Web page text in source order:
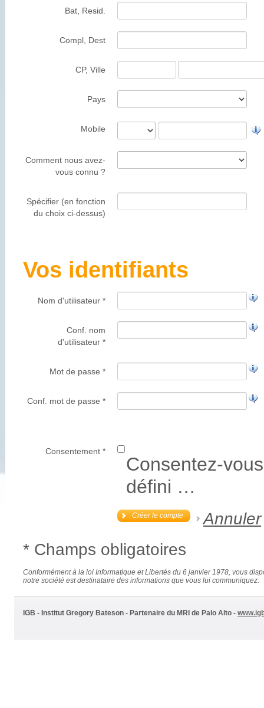
Bat, Resid.
Compl, Dest
CP, Ville
Pays
Mobile
Comment nous avez-
vous connu ?
Spécifier (en fonction
du choix ci-dessus)
Vos identifiants
Nom d'utilisateur *
Conf. nom
d'utilisateur *
Mot de passe *
Conf. mot de passe *
Consentement *
Consentez-
défini …
Créer le compte
Annuler
* Champs obligatoires
Conformément à la loi Informatique et Libertés du 6 janvier 1978, vous
notre société est destinataire des informations que vous lui communiquez.
IGB - Institut Gregory Bateson - Partenaire du MRI de Palo Alto -